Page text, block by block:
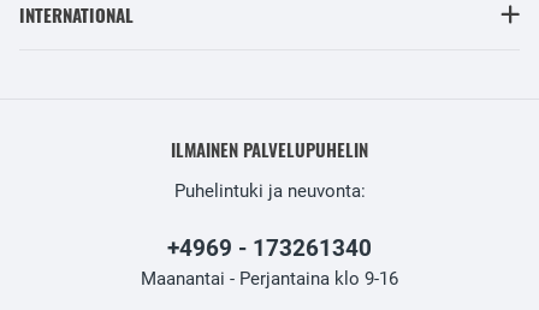
INTERNATIONAL
ILMAINEN PALVELUPUHELIN
Puhelintuki ja neuvonta:
+4969 - 173261340
Maanantai - Perjantaina klo 9-16